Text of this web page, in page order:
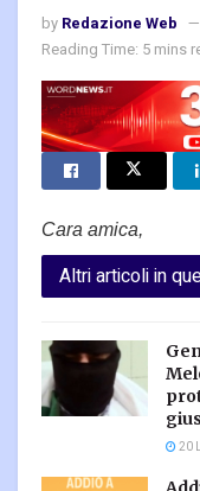
by Redazione Web
Reading Time: 5 mins
Cara amica,
Altri articoli in
20